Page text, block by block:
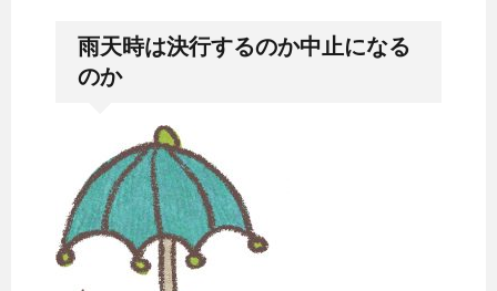
雨天時は決行するのか中止になる
のか